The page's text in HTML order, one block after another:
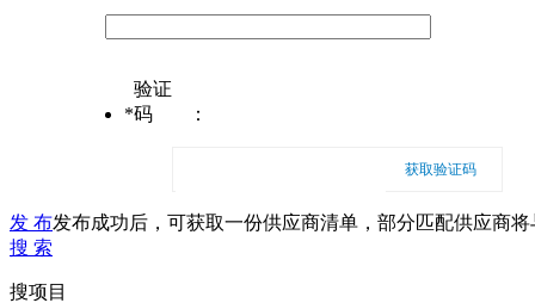
*
验证
码
：
获取验证码
发 布发布成功后，可获取一份供应商清单，部分匹配供应商
搜 索
搜项目